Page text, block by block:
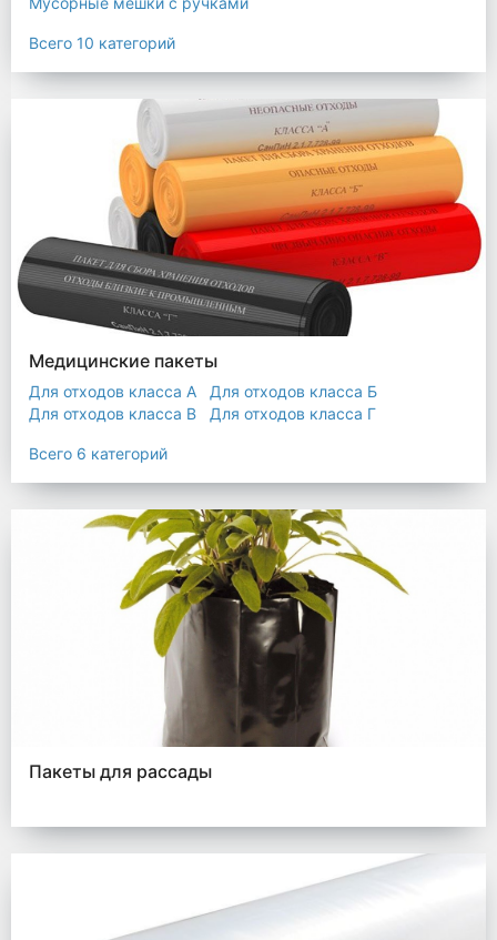
Прозрачные мешки
Мешки строительные
Мешок для листьев
Всего 10 категорий
Медицинские пакеты
Для отходов класса А
Для отходов класса Б
Для отходов класса В
Для отходов класса Г
Пакеты термостойкие для утилизатора
Всего 6 категорий
Пакеты для рассады